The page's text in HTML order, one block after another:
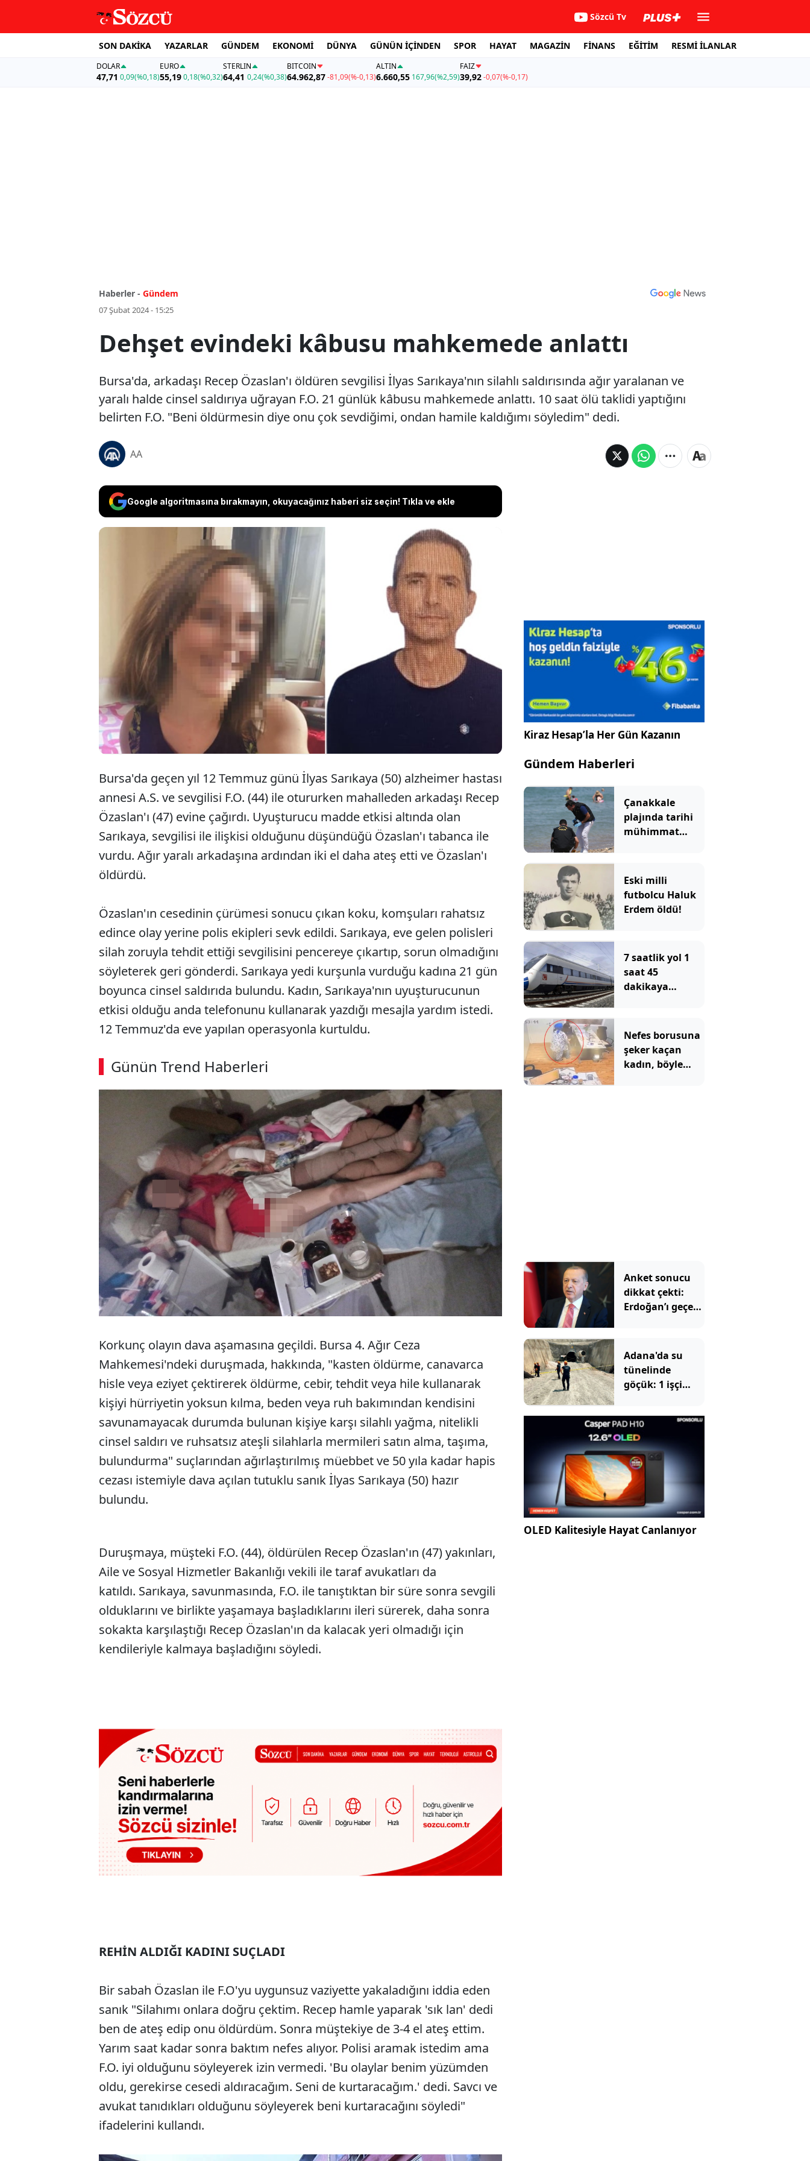
Sözcü Tv
SON DAKİKA YAZARLAR GÜNDEM EKONOMİ DÜNYA GÜNÜN İÇİNDEN SPOR HAYAT MAGAZİN FİNANS EĞİTİM RESMİ İLANLAR
DOLAR
47,71 0,09(%0,18)
EURO
55,19 0,18(%0,32)
STERLIN
64,41 0,24(%0,38)
BITCOIN
64.962,87-81,09(%-0,13)
ALTIN
6.660,55 167,96(%2,59)
FAİZ
39,92-0,07(%-0,17)
Haberler - Gündem
07 Şubat 2024 - 15:25
Dehşet evindeki kâbusu mahkemede anlattı
Bursa'da, arkadaşı Recep Özaslan'ı öldüren sevgilisi İlyas Sarıkaya'nın silahlı saldırısında ağır yaralanan ve
yaralı halde cinsel saldırıya uğrayan F.O. 21 günlük kâbusu mahkemede anlattı. 10 saat ölü taklidi yaptığını
belirten F.O. "Beni öldürmesin diye onu çok sevdiğimi, ondan hamile kaldığımı söyledim" dedi.
AA
Google algoritmasına bırakmayın, okuyacağınız haberi siz seçin! Tıkla ve ekle
Bursa'da, arkadaşı Recep Özaslan'ı öldüren sevgilisi İlyas
Sarıkaya'nın silahlı saldırısında ağır yaralanan ve yaralı halde cinsel
saldırıya uğrayan F.O. 21 günlük kâbusu mahkemede anlattı. 10 saat
ölü taklidi yaptığını belirten F.O. "Beni öldürmesin diye onu çok
sevdiğimi, ondan hamile kaldığımı söyledim" dedi.
Bursa'da geçen yıl 12 Temmuz günü İlyas Sarıkaya (50) alzheimer hastası
annesi A.S. ve sevgilisi F.O. (44) ile otururken mahalleden arkadaşı Recep
Özaslan'ı (47) evine çağırdı. Uyuşturucu madde etkisi altında olan
Sarıkaya, sevgilisi ile ilişkisi olduğunu düşündüğü Özaslan'ı tabanca ile
vurdu. Ağır yaralı arkadaşına ardından iki el daha ateş etti ve Özaslan'ı
öldürdü.
Özaslan'ın cesedinin çürümesi sonucu çıkan koku, komşuları rahatsız
edince olay yerine polis ekipleri sevk edildi. Sarıkaya, eve gelen polisleri
silah zoruyla tehdit ettiği sevgilisini pencereye çıkartıp, sorun olmadığını
söyleterek geri gönderdi. Sarıkaya yedi kurşunla vurduğu kadına 21 gün
boyunca cinsel saldırıda bulundu. Kadın, Sarıkaya'nın uyuşturucunun
etkisi olduğu anda telefonunu kullanarak yazdığı mesajla yardım istedi.
12 Temmuz'da eve yapılan operasyonla kurtuldu.
Günün Trend Haberleri
Korkunç olayın dava aşamasına geçildi. Bursa 4. Ağır Ceza
Mahkemesi'ndeki duruşmada, hakkında, "kasten öldürme, canavarca
hisle veya eziyet çektirerek öldürme, cebir, tehdit veya hile kullanarak
kişiyi hürriyetin yoksun kılma, beden veya ruh bakımından kendisini
savunamayacak durumda bulunan kişiye karşı silahlı yağma, nitelikli
cinsel saldırı ve ruhsatsız ateşli silahlarla mermileri satın alma, taşıma,
bulundurma" suçlarından ağırlaştırılmış müebbet ve 50 yıla kadar hapis
cezası istemiyle dava açılan tutuklu sanık İlyas Sarıkaya (50) hazır
bulundu.
Duruşmaya, müşteki F.O. (44), öldürülen Recep Özaslan'ın (47) yakınları,
Aile ve Sosyal Hizmetler Bakanlığı vekili ile taraf avukatları da
katıldı. Sarıkaya, savunmasında, F.O. ile tanıştıktan bir süre sonra sevgili
olduklarını ve birlikte yaşamaya başladıklarını ileri sürerek, daha sonra
sokakta karşılaştığı Recep Özaslan'ın da kalacak yeri olmadığı için
kendileriyle kalmaya başladığını söyledi.
REHİN ALDIĞI KADINI SUÇLADI
Bir sabah Özaslan ile F.O'yu uygunsuz vaziyette yakaladığını iddia eden
sanık "Silahımı onlara doğru çektim. Recep hamle yaparak 'sık lan' dedi
ben de ateş edip onu öldürdüm. Sonra müştekiye de 3-4 el ateş ettim.
Yarım saat kadar sonra baktım nefes alıyor. Polisi aramak istedim ama
F.O. iyi olduğunu söyleyerek izin vermedi. 'Bu olaylar benim yüzümden
oldu, gerekirse cesedi aldıracağım. Seni de kurtaracağım.' dedi. Savcı ve
avukat tanıdıkları olduğunu söyleyerek beni kurtaracağını söyledi"
ifadelerini kullandı.
Kiraz Hesap’la Her Gün Kazanın
Gündem Haberleri
Çanakkale
plajında tarihi
mühimmat
Eski milli
futbolcu Haluk
Erdem öldü!
7 saatlik yol 1
saat 45
dakikaya
Nefes borusuna
şeker kaçan
kadın, böyle
Anket sonucu
dikkat çekti:
Erdoğan’ı geçen
Adana'da su
tünelinde
göçük: 1 işçi
kaybetti, 1'i
yaralandı
OLED Kalitesiyle Hayat Canlanıyor